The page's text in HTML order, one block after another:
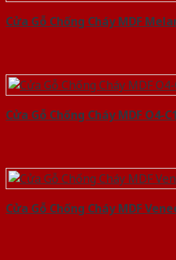
Cửa Gỗ Chống Cháy MDF
Cửa Gỗ Chống Cháy MDF O4-
Cửa Gỗ Chống Cháy MDF